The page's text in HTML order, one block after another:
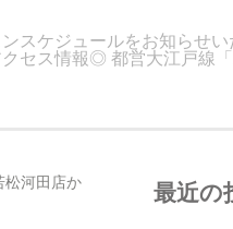
スケジュールをお知らせ
セス情報◎ 都営大江戸線
松河田店か
最近の